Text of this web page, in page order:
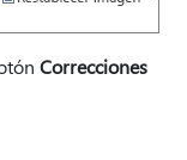
Correcciones